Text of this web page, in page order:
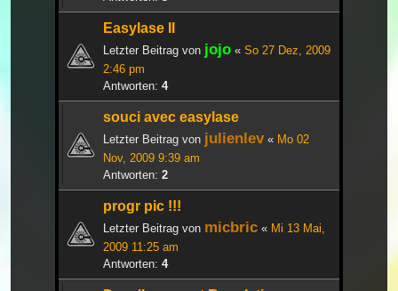
Easylase II
Letzter Beitrag von jojo « So 27 Dez, 2009
2:46 pm
Antworten: 4
souci avec easylase
Letzter Beitrag von julienlev« Mo 02
Nov, 2009 9:39 am
Antworten: 2
progr pic !!!
Letzter Beitrag von micbric « Mi 13 Mai,
2009 11:25 am
Antworten: 4